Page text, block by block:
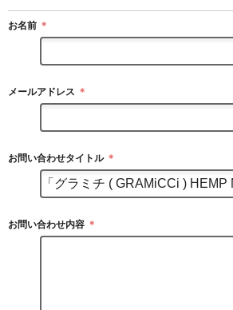
お名前 ＊
メールアドレス ＊
お問い合わせタイトル ＊
お問い合わせ内容 ＊